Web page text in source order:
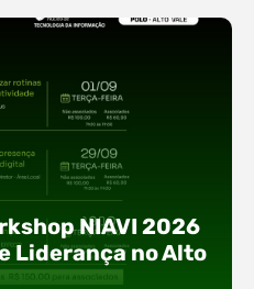
NIAVI 2026
Liderança no Alto